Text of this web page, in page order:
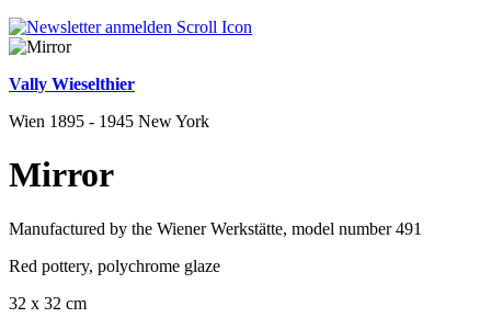
Vally Wieselthier
Wien 1895 - 1945 New York
Mirror
Manufactured by the Wiener Werkstätte, model number 491
Red pottery, polychrome glaze
32 x 32 cm